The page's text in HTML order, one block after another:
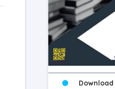
Download